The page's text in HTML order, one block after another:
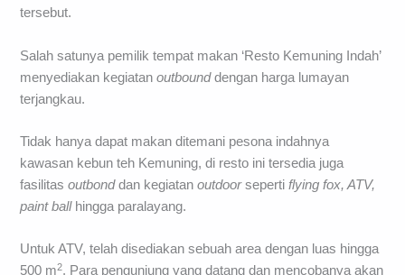
tersebut.
Salah satunya pemilik tempat makan ‘Resto Kemuning Indah’
menyediakan kegiatanoutbounddengan harga lumayan
terjangkau.
Tidak hanya dapat makan ditemani pesona indahnya
kawasan kebun teh Kemuning, di resto ini tersedia juga
fasilitasoutbonddan kegiatanoutdoorsepertiflying fox, ATV,
paint ballhingga paralayang.
Untuk ATV, telah disediakan sebuah area dengan luas hingga
500 m2. Para pengunjung yang datang dan mencobanya akan